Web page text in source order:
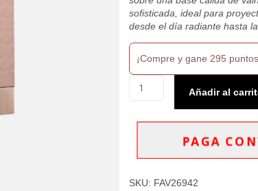
sofisticada, ideal para
desde el día radiante hasta
¡Compre y gane 295
Avenue
Paradise
Parfum
Mujer
Añadir al
PAGA
SKU: FAV26942